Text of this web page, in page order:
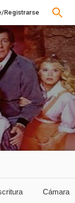
Registrarse
Cámara